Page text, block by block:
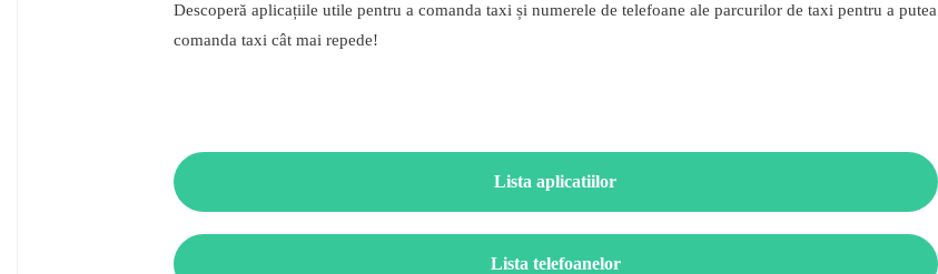
Descoperă aplicațiile utile pentru a comanda taxi și numerele de telefoane ale parcurilor de taxi pentru a putea
comanda taxi cât mai repede!
Lista aplicatiilor
Lista telefoanelor